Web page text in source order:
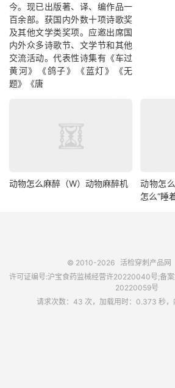
今。现已出版著、译、编作品一
百余部。获国内外数十项诗歌奖
及其他文学类奖项。应邀出席国
内外众多诗歌节、文学节和其他
交流活动。代表性诗集有《车过
黄河》《鸽子》《蓝灯》《无
题》《唐
动物怎么麻醉（W）动物麻醉机
动物怎
怎么“睡
© 2010-2026 活检穿刺产品网
许可证编号:沪宝食药监械经营许20220040号;备
20220059号
请求次数：43 次，加载用时：0.373 秒，